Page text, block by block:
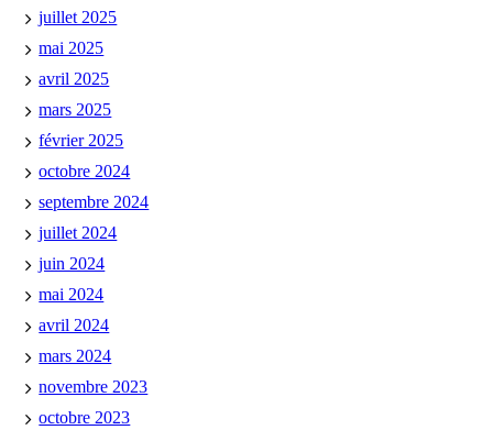
juillet 2025
mai 2025
avril 2025
mars 2025
février 2025
octobre 2024
septembre 2024
juillet 2024
juin 2024
mai 2024
avril 2024
mars 2024
novembre 2023
octobre 2023